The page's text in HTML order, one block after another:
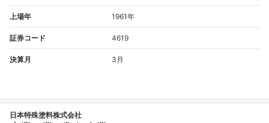
上場年 1961年
証券コード 4619
決算月 3月
日本特殊塗料株式会社